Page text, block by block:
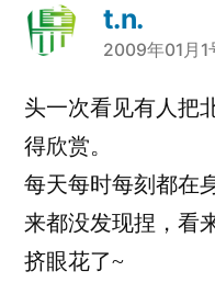
t.n.
说：
2009年01月1
头一次看见有人把
得欣赏。
每天每时每刻都在
来都没发现捏，看
挤眼花了~